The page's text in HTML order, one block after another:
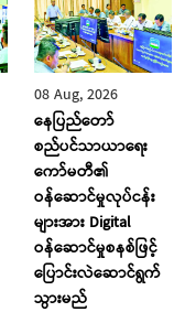
08 Aug, 2026
နေပြည်တော်
စည်ပင်သာယာရေး
ကော်မတီ၏
ဝန်ဆောင်မှုလုပ်ငန်း
များအား Digital
ဝန်ဆောင်မှုစနစ်ဖြင့်
ပြောင်းလဲဆောင်ရွက်
သွားမည်